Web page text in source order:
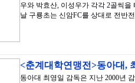
우와 박효산, 이성우가 각각 2골씩
날 구룡초는 신암FC를 상대로 전반
<춘계대학연맹전>동아대,
동아대 최영일 감독은 지난 2000년